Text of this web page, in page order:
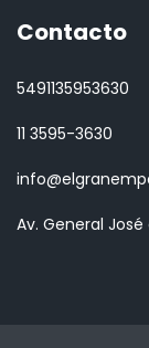
Contacto
5491135953630
11 3595-3630
Av. General